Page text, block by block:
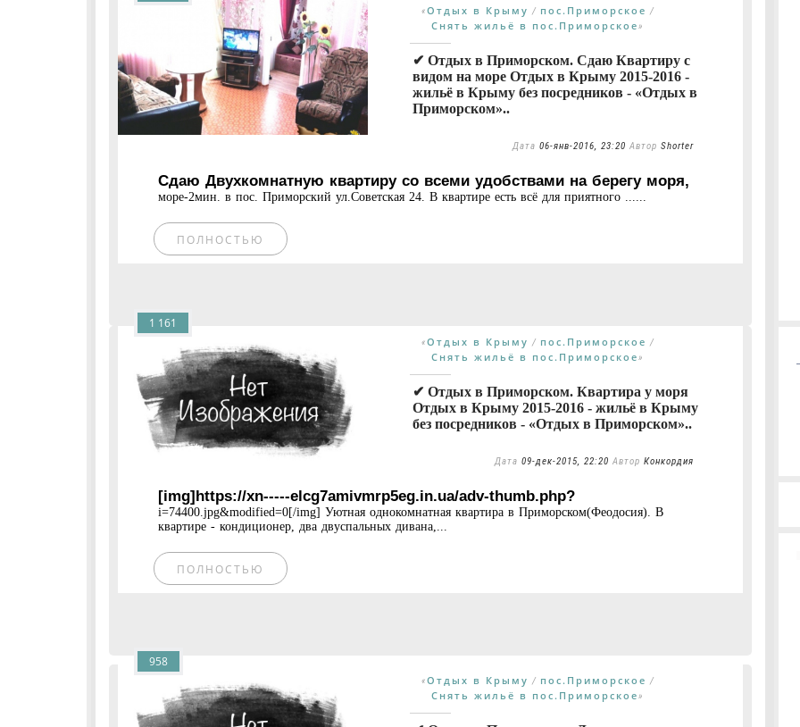
«Отдых в Крыму / пос.Приморское /
Снять жильё в пос.Приморское»
✔ Отдых в Приморском. Сдаю Квартиру с
видом на море Отдых в Крыму 2015-2016 -
жильё в Крыму без посредников - «Отдых в
Приморском»..
Дата 06-янв-2016, 23:20 Автор Shorter
Сдаю Двухкомнатную квартиру со всеми удобствами на берегу моря,
море-2мин. в пос. Приморский ул.Советская 24. В квартире есть всё для приятного ......
ПОЛНОСТЬЮ
«Отдых в Крыму / пос.Приморское /
Снять жильё в пос.Приморское»
✔ Отдых в Приморском. Квартира у моря
Отдых в Крыму 2015-2016 - жильё в Крыму
без посредников - «Отдых в Приморском»..
Дата 09-дек-2015, 22:20 Автор Конкордия
[img]https://xn-----elcg7amivmrp5eg.in.ua/adv-thumb.php?
i=74400.jpg&modified=0[/img] Уютная однокомнатная квартира в Приморском(Феодосия). В
квартире - кондиционер, два двуспальных дивана,...
ПОЛНОСТЬЮ
1 161
«Отдых в Крыму / пос.Приморское /
Снять жильё в пос.Приморское»
958